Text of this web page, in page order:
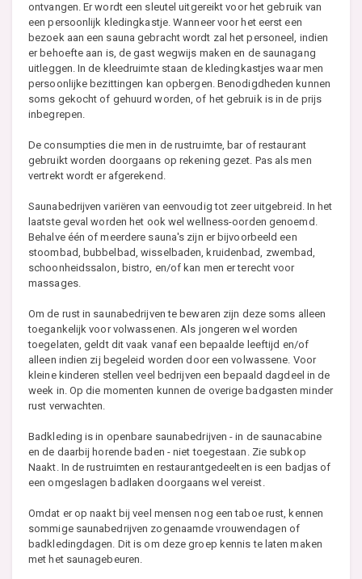
ontvangen. Er wordt een sleutel uitgereikt voor het gebruik van
een persoonlijk kledingkastje. Wanneer voor het eerst een
bezoek aan een sauna gebracht wordt zal het personeel, indien
er behoefte aan is, de gast wegwijs maken en de saunagang
uitleggen. In de kleedruimte staan de kledingkastjes waar men
persoonlijke bezittingen kan opbergen. Benodigdheden kunnen
soms gekocht of gehuurd worden, of het gebruik is in de prijs
inbegrepen.
De consumpties die men in de rustruimte, bar of restaurant
gebruikt worden doorgaans op rekening gezet. Pas als men
vertrekt wordt er afgerekend.
Saunabedrijven variëren van eenvoudig tot zeer uitgebreid. In het
laatste geval worden het ook wel wellness-oorden genoemd.
Behalve één of meerdere sauna's zijn er bijvoorbeeld een
stoombad, bubbelbad, wisselbaden, kruidenbad, zwembad,
schoonheidssalon, bistro, en/of kan men er terecht voor
massages.
Om de rust in saunabedrijven te bewaren zijn deze soms alleen
toegankelijk voor volwassenen. Als jongeren wel worden
toegelaten, geldt dit vaak vanaf een bepaalde leeftijd en/of
alleen indien zij begeleid worden door een volwassene. Voor
kleine kinderen stellen veel bedrijven een bepaald dagdeel in de
week in. Op die momenten kunnen de overige badgasten minder
rust verwachten.
Badkleding is in openbare saunabedrijven - in de saunacabine
en de daarbij horende baden - niet toegestaan. Zie subkop
Naakt. In de rustruimten en restaurantgedeelten is een badjas of
een omgeslagen badlaken doorgaans wel vereist.
Omdat er op naakt bij veel mensen nog een taboe rust, kennen
sommige saunabedrijven zogenaamde vrouwendagen of
badkledingdagen. Dit is om deze groep kennis te laten maken
met het saunagebeuren.